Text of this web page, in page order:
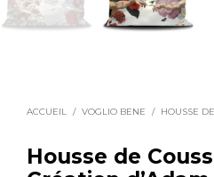
ACCUEIL / VOGLIO BENE / HOUSSE
Housse de